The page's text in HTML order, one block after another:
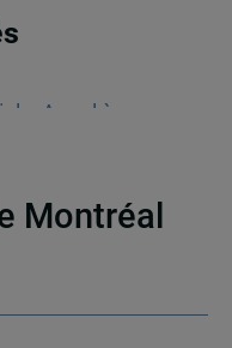
Appel à
Montréal